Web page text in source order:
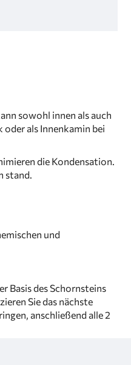
sowohl innen als auch
oder als Innenkamin bei
die Kondensation.
stand.
und
Basis des Schornsteins
Sie das nächste
anschließend alle 2